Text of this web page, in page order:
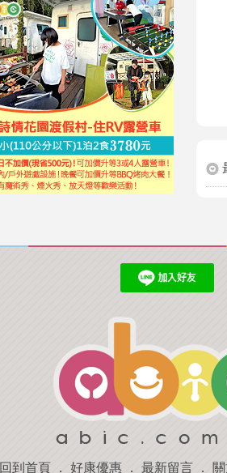
回到首頁 ． 好康優惠 ． 最新留言 ．